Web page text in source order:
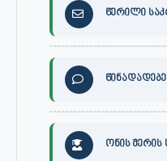
წერილი
ონის მერის